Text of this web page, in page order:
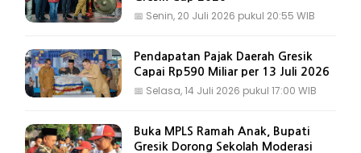
📅 Senin, 20 Juli 2026 pukul 20:55 WIB
Pendapatan Pajak Daerah Gresik
Capai Rp590 Miliar per 13 Juli 2026
📅 Selasa, 14 Juli 2026 pukul 17:00 WIB
Buka MPLS Ramah Anak, Bupati
Gresik Dorong Sekolah Moderasi